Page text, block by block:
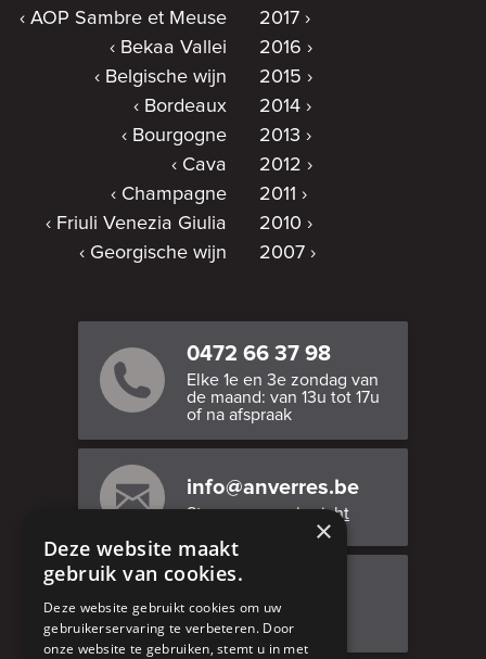
AOP Sambre et Meuse
Bekaa Vallei
Belgische wijn
Bordeaux
Bourgogne
Cava
Champagne
Friuli Venezia Giulia
Georgische wijn
2017
2016
2015
2014
2013
2012
2011
2010
2007
0472 66 37 98
Elke 1e en 3e zondag van
de maand: van 13u tot 17u
of na afspraak
info@anverres.be
Stuur ons een bericht
Adresgegevens
×
Deze website maakt
gebruik van cookies.
Deze website gebruikt cookies om uw
gebruikerservaring te verbeteren. Door
onze website te gebruiken, stemt u in met